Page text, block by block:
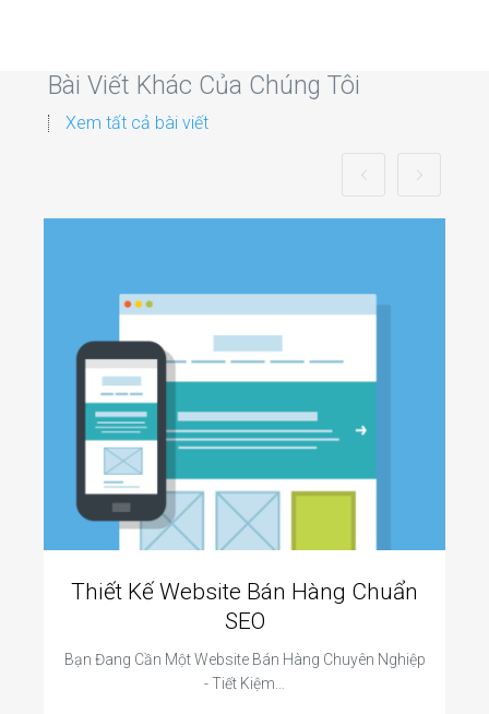
Bài Viết Khác Của Chúng Tôi
Xem tất cả bài viết
Thiết Kế Website Bán Hàng Chuẩn
SEO
Bạn Đang Cần Một Website Bán Hàng Chuyên Nghiệp
- Tiết Kiệm…